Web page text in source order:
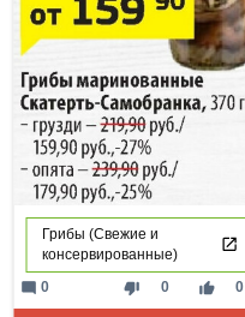
Грибы (Свежие и
консервированные)
thumb_down 0 thumb_up 0
mode_comment 0